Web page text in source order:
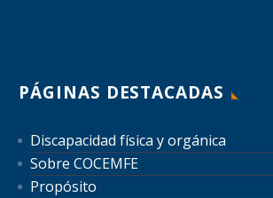
PÁGINAS DESTACADAS
Discapacidad física y orgánica
Sobre COCEMFE
Propósito